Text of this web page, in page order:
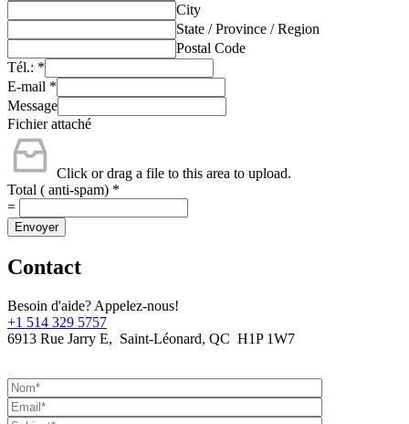
City
State / Province / Region
Postal Code
Tél.: *
E-mail *
Message
Fichier attaché
Click or drag a file to this area to upload.
Total ( anti-spam) *
=
Envoyer
Contact
Besoin d'aide? Appelez-nous!
+1 514 329 5757
6913 Rue Jarry E, Saint-Léonard, QC H1P 1W7